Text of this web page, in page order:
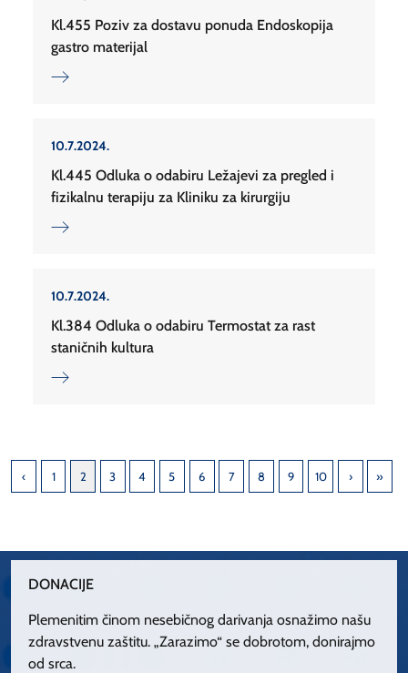
Kl.455 Poziv za dostavu ponuda Endoskopija
gastro materijal
10.7.2024.
Kl.445 Odluka o odabiru Ležajevi za pregled i
fizikalnu terapiju za Kliniku za kirurgiju
10.7.2024.
Kl.384 Odluka o odabiru Termostat za rast
staničnih kultura
1 2 3 4 5 6 7 8 9 10
DONACIJE
Plemenitim činom nesebičnog darivanja osnažimo našu
zdravstvenu zaštitu. „Zarazimo“ se dobrotom, donirajmo
od srca.